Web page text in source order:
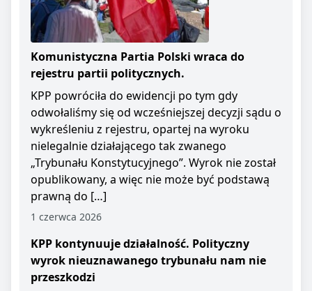
Komunistyczna Partia Polski wraca do
rejestru partii politycznych.
KPP powróciła do ewidencji po tym gdy
odwołaliśmy się od wcześniejszej decyzji sądu o
wykreśleniu z rejestru, opartej na wyroku
nielegalnie działającego tak zwanego
„Trybunału Konstytucyjnego”. Wyrok nie został
opublikowany, a więc nie może być podstawą
prawną do […]
1 czerwca 2026
KPP kontynuuje działalność. Polityczny
wyrok nieuznawanego trybunału nam nie
przeszkodzi